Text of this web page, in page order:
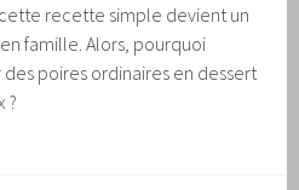
recette simple devient un
famille. Alors, pourquoi
poires ordinaires en dessert
?